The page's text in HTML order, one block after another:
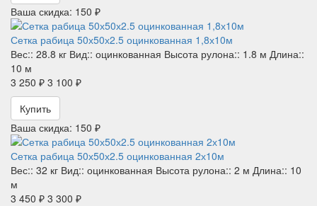
Ваша скидка: 150 ₽
Сетка рабица 50х50х2.5 оцинкованная 1,8х10м
Вес:: 28.8 кг Вид:: оцинкованная Высота рулона:: 1.8 м Длина::
10 м
3 250 ₽ 3 100 ₽
Купить
Ваша скидка: 150 ₽
Сетка рабица 50х50х2.5 оцинкованная 2х10м
Вес:: 32 кг Вид:: оцинкованная Высота рулона:: 2 м Длина:: 10
м
3 450 ₽ 3 300 ₽